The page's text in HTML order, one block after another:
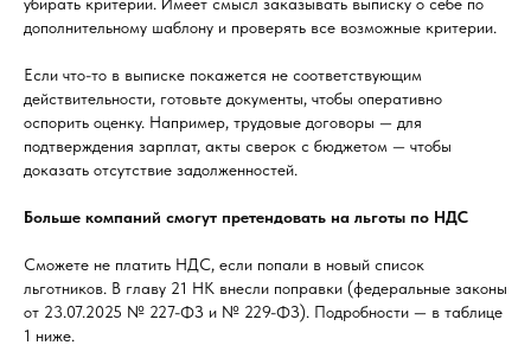
дополнительному шаблону и проверять все возможные критерии.
Если что-то в выписке покажется не соответствующим
действительности, готовьте документы, чтобы оперативно
оспорить оценку. Например, трудовые договоры — для
подтверждения зарплат, акты сверок с бюджетом — чтобы
доказать отсутствие задолженностей.
Больше компаний смогут претендовать на льготы по НДС
Сможете не платить НДС, если попали в новый список
льготников. В главу 21 НК внесли поправки (федеральные законы
от 23.07.2025 № 227-ФЗ и № 229-ФЗ). Подробности — в таблице
1 ниже.